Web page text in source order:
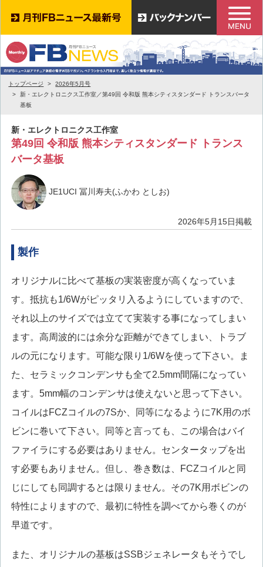
トップページ
2026年5月号
新・エレクトロニクス工作室／第49回 令和版 熊本シティスタンダード トランスバータ
基板
新・エレクトロニクス工作室
第49回 令和版 熊本シティスタンダード トランス
バータ基板
JE1UCI 冨川寿夫(ふかわ としお)
2026年5月15日掲載
製作
オリジナルに比べて基板の実装密度が高くなっていま
す。抵抗も1/6Wがピッタリ入るようにしていますので、
それ以上のサイズでは立てて実装する事になってしまい
ます。高周波的には余分な距離ができてしまい、トラブ
ルの元になります。可能な限り1/6Wを使って下さい。ま
た、セラミックコンデンサも全て2.5mm間隔になってい
ます。5mm幅のコンデンサは使えないと思って下さい。
コイルはFCZコイルの7Sか、同等になるように7K用のボ
ビンに巻いて下さい。同等と言っても、この場合はバイ
ファイラにする必要はありません。センタータップを出
す必要もありません。但し、巻き数は、FCZコイルと同
じにしても同調するとは限りません。その7K用ボビンの
特性によりますので、最初に特性を調べてから巻くのが
早道です。
また、オリジナルの基板はSSBジェネレータもそうでし